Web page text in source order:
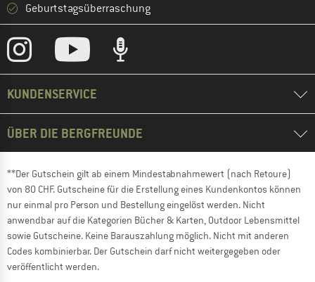
Geburtstagsüberraschung
KUNDENSERVICE
ÜBER DIE BERGFREUNDE
**Der Gutschein gilt ab einem Mindestabnahmewert (nach Retoure)
von 80 CHF. Gutscheine für die Erstellung eines Kundenkontos können
nur einmal pro Person und Bestellung eingelöst werden. Nicht
anwendbar auf die Kategorien Bücher & Karten, Outdoor Lebensmittel
sowie Gutscheine. Keine Barauszahlung möglich. Nicht mit anderen
Codes kombinierbar. Der Gutschein darf nicht weitergegeben oder
veröffentlicht werden.